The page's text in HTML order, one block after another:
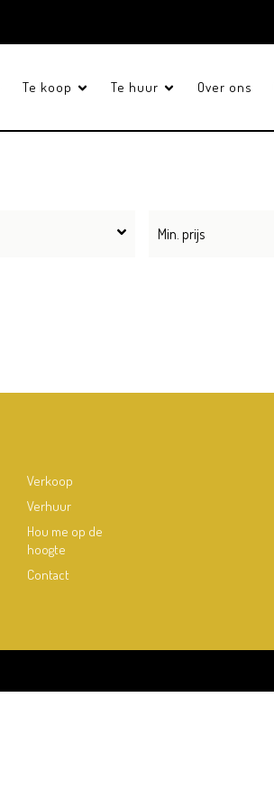
Te koop Te huur Over ons
Verkoop
Verhuur
Hou me op de
hoogte
Contact